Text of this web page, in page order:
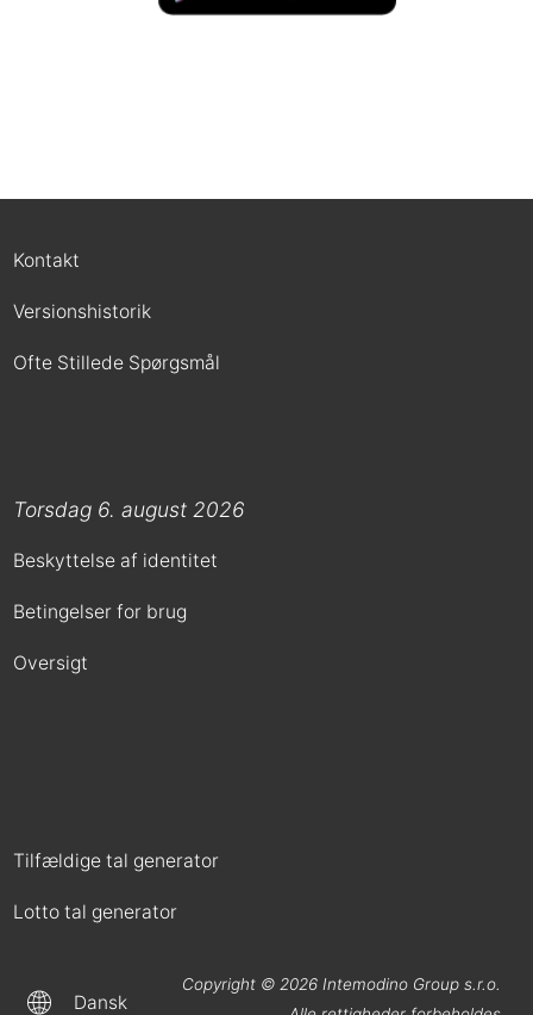
Kontakt
Versionshistorik
Ofte Stillede Spørgsmål
Torsdag 6. august 2026
Beskyttelse af identitet
Betingelser for brug
Oversigt
Tilfældige tal generator
Lotto tal generator
Dansk
Copyright © 2026 Intemodino Group s.r.o.